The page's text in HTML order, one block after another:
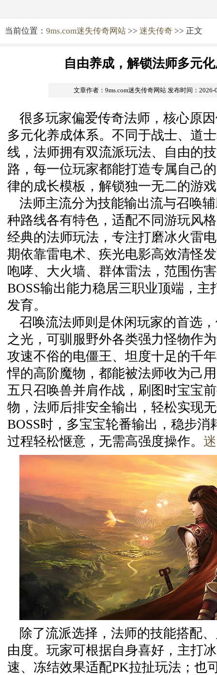
当前位置： 9ms.com迷失传奇网站 >> 迷失传奇 >> 正文
自由养成，解锁法师多元
文章作者：9ms.com迷失传奇网站 发布时间：2026-
很多玩家偏爱传奇法师，核心原
多元化养成体系。不同于战士、道
线，法师拥有双流派玩法、自由的
路，每一位玩家都能打造专属自己
律的成长模板，解锁独一无二的游
法师主流分为技能输出流与召唤
种路线各有特色，适配不同游玩风
经典的法师玩法，专注打磨冰火雷
期依靠雷电术、疾光电影高效清怪
咆哮、大火墙、群体雷法，范围伤
BOSS输出能力稳居三职业顶端，主
发育。
召唤流法师则是休闲玩家的首选
之光，可驯服野外各类强力怪物作
攻速不俗的电僵王、坦度十足的千
悍的高阶魔物，都能被法师收为己
五只召唤兽并肩作战，刷图时宝宝
物，法师后排安全输出，轻松实现
BOSS时，多宝宝轮番输出，稳步消
过程轻松惬意，无需高强度操作。
除了流派选择，法师的技能搭配
由度。玩家可根据自身喜好，主打
速、冻结效果适配PK拉扯玩法；也